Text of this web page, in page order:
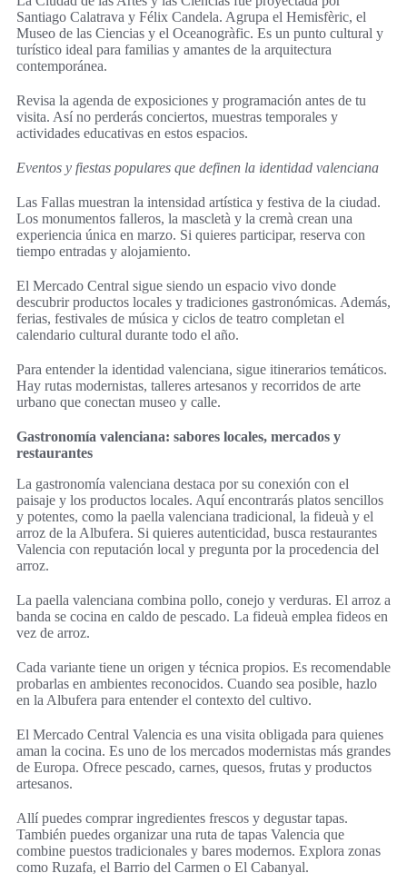
Santiago Calatrava y Félix Candela. Agrupa el Hemisfèric, el
Museo de las Ciencias y el Oceanogràfic. Es un punto cultural y
turístico ideal para familias y amantes de la arquitectura
contemporánea.
Revisa la agenda de exposiciones y programación antes de tu
visita. Así no perderás conciertos, muestras temporales y
actividades educativas en estos espacios.
Eventos y fiestas populares que definen la identidad valenciana
Las Fallas muestran la intensidad artística y festiva de la ciudad.
Los monumentos falleros, la mascletà y la cremà crean una
experiencia única en marzo. Si quieres participar, reserva con
tiempo entradas y alojamiento.
El Mercado Central sigue siendo un espacio vivo donde
descubrir productos locales y tradiciones gastronómicas. Además,
ferias, festivales de música y ciclos de teatro completan el
calendario cultural durante todo el año.
Para entender la identidad valenciana, sigue itinerarios temáticos.
Hay rutas modernistas, talleres artesanos y recorridos de arte
urbano que conectan museo y calle.
Gastronomía valenciana: sabores locales, mercados y
restaurantes
La gastronomía valenciana destaca por su conexión con el
paisaje y los productos locales. Aquí encontrarás platos sencillos
y potentes, como la paella valenciana tradicional, la fideuà y el
arroz de la Albufera. Si quieres autenticidad, busca restaurantes
Valencia con reputación local y pregunta por la procedencia del
arroz.
La paella valenciana combina pollo, conejo y verduras. El arroz a
banda se cocina en caldo de pescado. La fideuà emplea fideos en
vez de arroz.
Cada variante tiene un origen y técnica propios. Es recomendable
probarlas en ambientes reconocidos. Cuando sea posible, hazlo
en la Albufera para entender el contexto del cultivo.
El Mercado Central Valencia es una visita obligada para quienes
aman la cocina. Es uno de los mercados modernistas más grandes
de Europa. Ofrece pescado, carnes, quesos, frutas y productos
artesanos.
Allí puedes comprar ingredientes frescos y degustar tapas.
También puedes organizar una ruta de tapas Valencia que
combine puestos tradicionales y bares modernos. Explora zonas
como Ruzafa, el Barrio del Carmen o El Cabanyal.